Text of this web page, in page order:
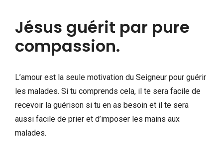
Jésus guérit par pure
compassion.
L’amour est la seule motivation du Seigneur pour guérir
les malades. Si tu comprends cela, il te sera facile de
recevoir la guérison si tu en as besoin et il te sera
aussi facile de prier et d’imposer les mains aux
malades.